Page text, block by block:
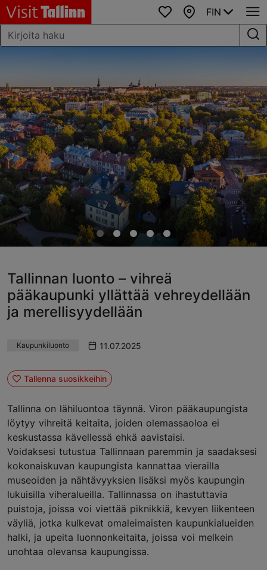
SuosikitKartta
FIN
Tallinnan luonto – vihreä
pääkaupunki yllättää vehreydellään
ja merellisyydellään
Kaupunkiluonto 11.07.2025
Tallenna suosikkeihin
Tallinna on lähiluontoa täynnä. Viron pääkaupungista
löytyy vihreitä keitaita, joiden olemassaoloa ei
keskustassa kävellessä ehkä aavistaisi.
Voidaksesi tutustua Tallinnaan paremmin ja saadaksesi
kokonaiskuvan kaupungista kannattaa vierailla
museoiden ja nähtävyyksien lisäksi myös kaupungin
lukuisilla viheralueilla. Tallinnassa on ihastuttavia
puistoja, joissa voi viettää piknikkiä, kevyen liikenteen
väyliä, jotka kulkevat omaleimaisten kaupunkialueiden
halki, ja upeita luonnonkeitaita, joissa voi melkein
unohtaa olevansa kaupungissa.